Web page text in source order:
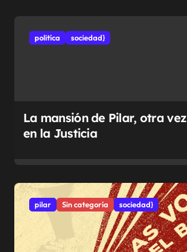
politíca sociedad}
La mansión de Pilar, otra vez
en la Justicia
pilar Sin categoría sociedad}